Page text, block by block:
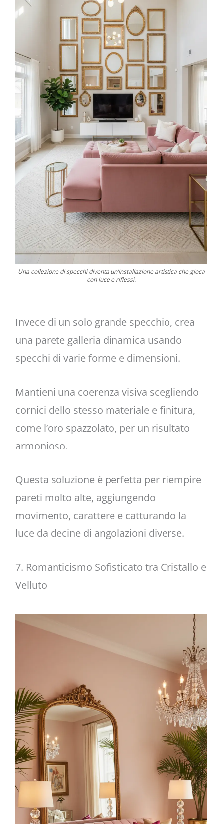
Una collezione di specchi diventa un’installazione artistica che gioca
con luce e riflessi.
Invece di un solo grande specchio, crea
una parete galleria dinamica usando
specchi di varie forme e dimensioni.
Mantieni una coerenza visiva scegliendo
cornici dello stesso materiale e finitura,
come l’oro spazzolato, per un risultato
armonioso.
Questa soluzione è perfetta per riempire
pareti molto alte, aggiungendo
movimento, carattere e catturando la
luce da decine di angolazioni diverse.
7. Romanticismo Sofisticato tra Cristallo e
Velluto